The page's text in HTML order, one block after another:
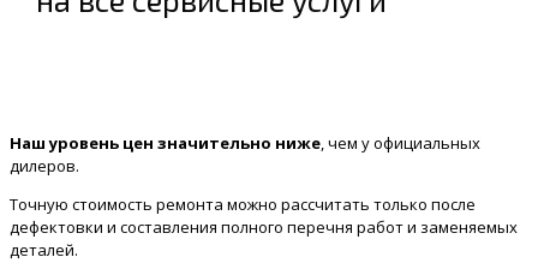
Наш уровень цен значительно ниже , чем у официальных
дилеров.
Точную стоимость ремонта можно рассчитать только после
дефектовки и составления полного перечня работ и заменяемых
деталей.